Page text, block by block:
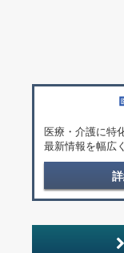
医療・介護に特
最新情報を幅広